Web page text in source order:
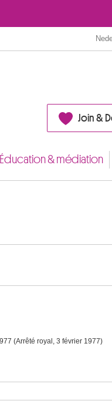
Join &
Éducation & médiation
(Arrêté royal, 3 février 1977)